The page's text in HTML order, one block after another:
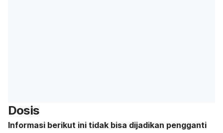
Dosis
Informasi berikut ini tidak bisa dijadikan pengganti